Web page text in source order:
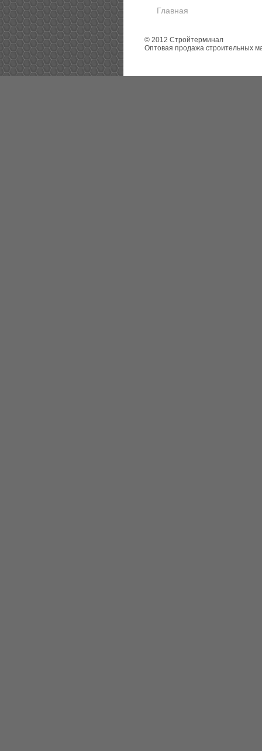
Главная
© 2012 Стройтерминал
Оптовая продажа строительных